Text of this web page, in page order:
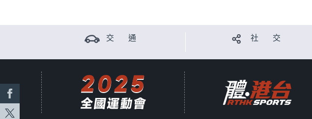
交 通 社 交